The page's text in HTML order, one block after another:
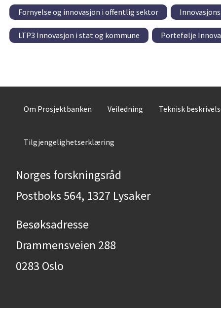
Fornyelse og innovasjon i offentlig sektor
LTP3 Innovasjon i stat og kommune Portefølje
Om Prosjektbanken Veiledning Teknisk
Tilgjengelighetserklæring
Norges forskningsråd
Postboks 564, 1327 Lysaker
Besøksadresse
Drammensveien 288
0283 Oslo